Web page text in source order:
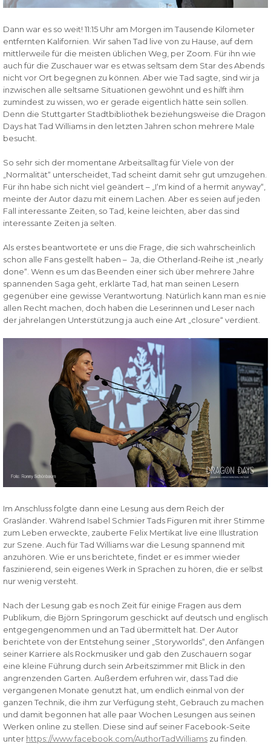
Dann war es so weit! 11:15 Uhr am Morgen im Tausende Kilometer
entfernten Kalifornien. Wir sahen Tad live von zu Hause, auf dem
mittlerweile für die meisten üblichen Weg, per Zoom. Für ihn wie
auch für die Zuschauer war es etwas seltsam dem Star des Abends
nicht vor Ort begegnen zu können. Aber wie Tad sagte, sind wir ja
inzwischen alle seltsame Situationen gewöhnt und es hilft ihm
zumindest zu wissen, wo er gerade eigentlich hätte sein sollen.
Denn die Stuttgarter Stadtbibliothek beziehungsweise die Dragon
Days hat Tad Williams in den letzten Jahren schon mehrere Male
besucht.
So sehr sich der momentane Arbeitsalltag für Viele von der
„Normalität“ unterscheidet, Tad scheint damit sehr gut umzugehen.
Für ihn habe sich nicht viel geändert – „I‘m kind of a hermit anyway“,
meinte der Autor dazu mit einem Lachen. Aber es seien auf jeden
Fall interessante Zeiten, so Tad, keine leichten, aber das sind
interessante Zeiten ja selten.
Als erstes beantwortete er uns die Frage, die sich wahrscheinlich
schon alle Fans gestellt haben – Ja, die Otherland-Reihe ist „nearly
done“. Wenn es um das Beenden einer sich über mehrere Jahre
spannenden Saga geht, erklärte Tad, hat man seinen Lesern
gegenüber eine gewisse Verantwortung. Natürlich kann man es nie
allen Recht machen, doch haben die Leserinnen und Leser nach
der jahrelangen Unterstützung ja auch eine Art „closure“ verdient.
Im Anschluss folgte dann eine Lesung aus dem Reich der
Grasländer. Während Isabel Schmier Tads Figuren mit ihrer Stimme
zum Leben erweckte, zauberte Felix Mertikat live eine Illustration
zur Szene. Auch für Tad Williams war die Lesung spannend mit
anzuhören. Wie er uns berichtete, findet er es immer wieder
faszinierend, sein eigenes Werk in Sprachen zu hören, die er selbst
nur wenig versteht.
Nach der Lesung gab es noch Zeit für einige Fragen aus dem
Publikum, die Björn Springorum geschickt auf deutsch und englisch
entgegengenommen und an Tad übermittelt hat. Der Autor
berichtete von der Entstehung seiner „Storyworlds“, den Anfängen
seiner Karriere als Rockmusiker und gab den Zuschauern sogar
eine kleine Führung durch sein Arbeitszimmer mit Blick in den
angrenzenden Garten. Außerdem erfuhren wir, dass Tad die
vergangenen Monate genutzt hat, um endlich einmal von der
ganzen Technik, die ihm zur Verfügung steht, Gebrauch zu machen
und damit begonnen hat alle paar Wochen Lesungen aus seinen
Werken online zu stellen. Diese sind auf seiner Facebook-Seite
unter https://www.facebook.com/AuthorTadWilliams zu finden.